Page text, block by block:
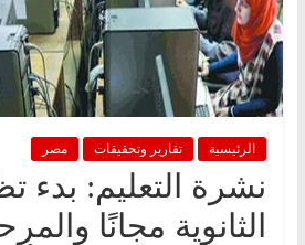
الرئيسية تقارير وتحقيقات مصر
نشرة التعليم: بدء
الثانوية مجانًا